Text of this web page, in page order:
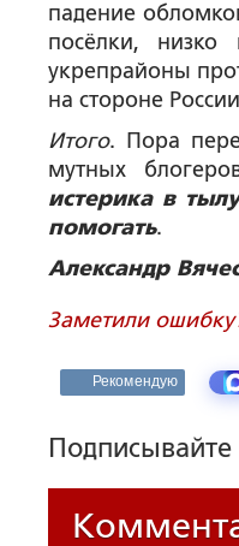
падение
посёлки,
укрепрайоны
на стороне
Итого. Пора
мутных
истерика в
помогать.
Александр
Заметили
Рекомендую